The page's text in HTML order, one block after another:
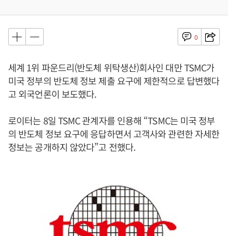
0
세계 1위 파운드리(반도체 위탁생산)회사인 대만 TSMC가
미국 정부의 반도체 정보 제출 요구에 제한적으로 답변했다
고 외국언론이 보도했다.
로이터는 8일 TSMC 관계자를 인용해 “TSMC는 미국 정부
의 반도체 정보 요구에 응답하면서 고객사와 관련한 자세한
정보는 공개하지 않았다”고 전했다.